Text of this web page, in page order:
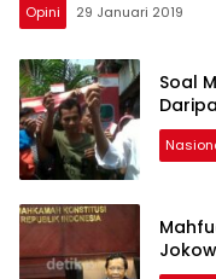
Opini 29 Januari 2019
Soal